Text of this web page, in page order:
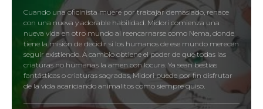
Cuando una oficinista muere por trabajar demasiado, renace
con una nueva y adorable habilidad. Midori comienza una
nueva vida en otro mundo al reencarnarse como Nema, donde
tiene la misión de decidir si los humanos de ese mundo merecen
seguir existiendo. A cambio obtiene el poder de que todas las
criaturas no humanas la amen con locura. Ya sean bestias
fantásticas o criaturas sagradas, Midori puede por fin disfrutar
de la vida acariciando animalitos como siempre quiso.